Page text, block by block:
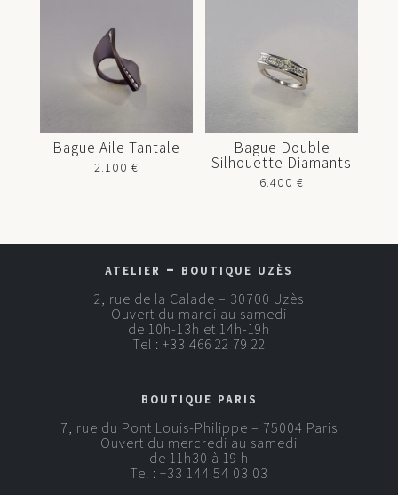
Bague Aile Tantale
2.100 €
Bague Double
Silhouette Diamants
6.400€
atelier – boutique uzès
2, rue de la Calade – 30700 Uzès
Ouvert du mardi au samedi
de 10h-13h et 14h-19h
Tel : +33 466 22 79 22
boutique paris
7, rue du Pont Louis-Philippe – 75004 Paris
Ouvert du mercredi au samedi
de 11h30 à 19 h
Tel : +33 144 54 03 03